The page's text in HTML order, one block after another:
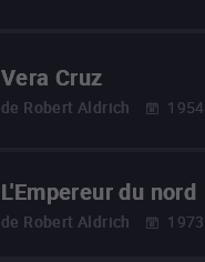
Vera Cruz
de Robert Aldrich 1954
L'Empereur du nord
de Robert Aldrich 1973